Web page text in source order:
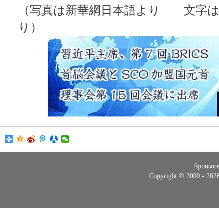
（写真は新華網日本語より 文字
り）
Copyright © 2000 -